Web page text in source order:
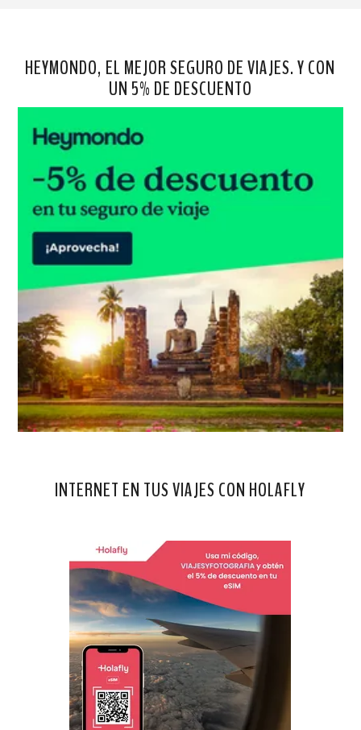
HEYMONDO, EL MEJOR SEGURO DE VIAJES. Y CON
UN 5% DE DESCUENTO
INTERNET EN TUS VIAJES CON HOLAFLY